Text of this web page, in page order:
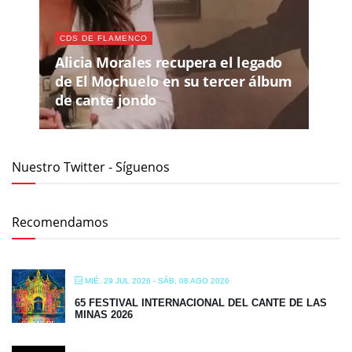
CDS DE FLAMENCO
Alicia Morales recupera el legado
de El Mochuelo en su tercer álbum
de cante jondo
Nuestro Twitter - Síguenos
Recomendamos
MIÉ, 29 JUL 2026 - SÁB, 08 AGO 2026
65 FESTIVAL INTERNACIONAL DEL CANTE DE LAS
MINAS 2026